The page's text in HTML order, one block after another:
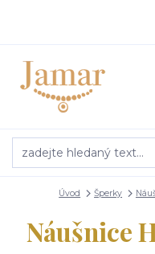
Úvod Šperky
Náušnice